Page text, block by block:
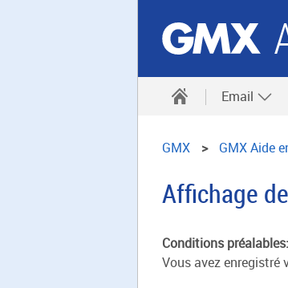
Email
GMX GMX Aide
Affichage
Conditions préalables:
Vous avez enregistré